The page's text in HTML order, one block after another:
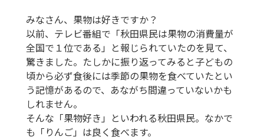
みなさん、果物は好きですか？
以前、テレビ番組で「秋田県民は果物の消費量が
全国で１位である」と報じられていたのを見て、
驚きました。たしかに振り返ってみると子どもの
頃から必ず食後には季節の果物を食べていたとい
う記憶があるので、あながち間違っていないかも
しれません。
そんな「果物好き」といわれる秋田県民。なかで
も「りんご」は良く食べます。